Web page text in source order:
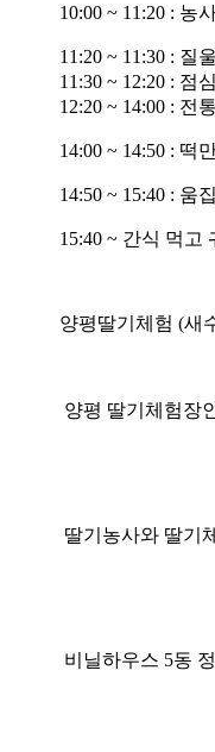
10:00 ~ 11:20 : 농
11:20 ~ 11:30 : 질
11:30 ~ 12:20 : 점
12:20 ~ 14:00 : 전
14:00 ~ 14:50 : 떡
14:50 ~ 15:40 : 움
15:40 ~ 간식 먹고
양평딸기체험 (새
양평 딸기체험장
딸기농사와 딸기
비닐하우스 5동